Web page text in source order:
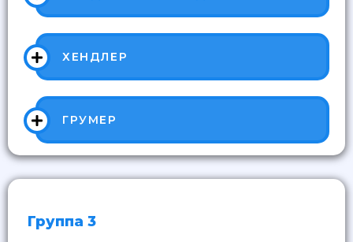
ХЕНДЛЕР
ГРУМЕР
Группа 3